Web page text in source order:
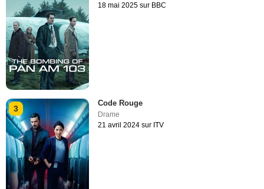
18 mai 2025 sur BBC
3
Code Rouge
Drame
21 avril 2024 sur ITV